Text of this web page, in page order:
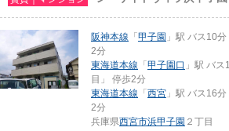
阪神本線 「 甲子園 」駅 バス10
2分
東海道本線 「 甲子園口 」駅 バ
目」 停歩2分
東海道本線 「 西宮 」駅 バス16
2分
兵庫県西宮市浜甲子園 ２丁目